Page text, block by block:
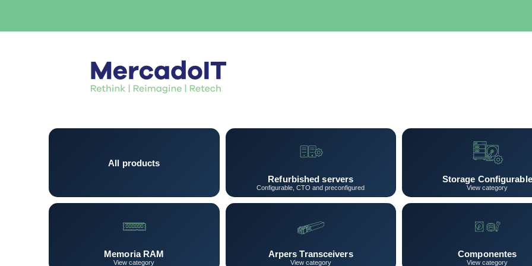
All products
Refurbished servers
Configurable, CTO and preconfigured
Storage Configurable
View category
Memoria RAM
View category
Arpers Transceivers
View category
Componentes
View category